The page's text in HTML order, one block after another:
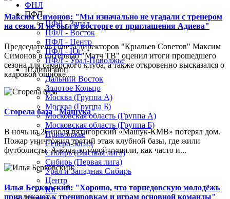
Максим Симонов: "Мы изначально не угадали с тренером
на сезон. Я не был в восторге от приглашения Адиева"
Председатель совета директоров "Крыльев Советов" Максим
Симонов в интервью "Матч ТВ" оценил итоги прошедшего
сезона для самарского клуба, а также откровенно высказался о
кадровой ошибке...
Сгорела база "Машука"
В ночь на 26 июля пятигорский «Машук-КМВ» потерял дом.
Пожар уничтожил третий этаж клубной базы, где жили
футболисты. А вода, которой тушили, как часто и...
Илья Берковский: "Хорошо, что торпедовскую молодёжь
привлекают к тренировкам и играм основной команды"
ФНЛ
ПФЛ
ПФЛ - Запад
ПФЛ - Восток
ПФЛ - Центр
ПФЛ - Юг
ПФЛ - Урал-Поволжье
III дивизион
Дальний Восток
Золотое Кольцо
Москва (Группа А)
Москва (Группа Б)
Московская область (Группа А)
Московская область (Группа Б)
Приволжье
Северо-Запад
Сибирь (Высшая лига)
Сибирь (Первая лига)
Урал и Западная Сибирь
Центр
Юг